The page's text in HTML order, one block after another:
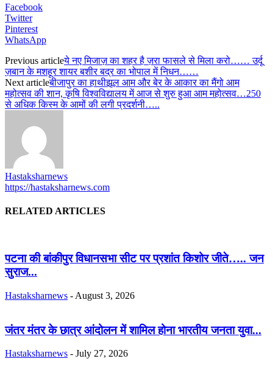
Facebook
Twitter
Pinterest
WhatsApp
Previous articleये नए मिजाज़ का शहर है ज़रा फासले से मिला करो…… उर्दू
ज़बान के मशहूर शायर बशीर बद्र का भोपाल में निधन……
Next articleबीजापुर का हाथीझूल आम और बेर के आकार का मैंगो आम
महोत्सव की शान, कृषि विश्वविद्यालय में आज से शुरु हुआ आम महोत्सव…250
से अधिक किस्म के आमों की लगी प्रदर्शनी…..
Hastaksharnews
https://hastaksharnews.com
RELATED ARTICLES
पटना की बांकीपुर विधानसभा सीट पर प्रशांत किशोर जीते….. जन
सुराज...
Hastaksharnews - August 3, 2026
जंतर मंतर के छात्र आंदोलन में शामिल होना भारतीय जनता युवा...
Hastaksharnews - July 27, 2026